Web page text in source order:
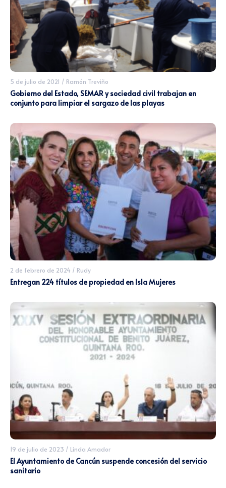
5 de julio de 2021 / Ramón Treviño
Gobierno del Estado, SEMAR y sociedad civil trabajan en
conjunto para limpiar el sargazo de las playas
2 de febrero de 2024 / Rudy
Entregan 224 títulos de propiedad en Isla Mujeres
19 de julio de 2023 / Linda Amador
El Ayuntamiento de Cancún suspende concesión del servicio
sanitario